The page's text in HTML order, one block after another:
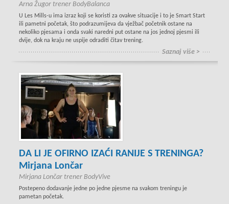
Arna Žugor trener BodyBalanca
U Les Mills-u ima izraz koji se koristi za ovakve situacije i to je Smart Start
ili pametni početak, što podrazumijeva da vježbač početnik ostane na
nekoliko pjesama i onda svaki naredni put ostane na jos jednoj pjesmi ili
dvije, dok na kraju ne uspije odraditi čitav trening.
Saznaj više >
DA LI JE OFIRNO IZAĆI RANIJE S TRENINGA?
Mirjana Lončar
Mirjana Lončar trener BodyVive
Postepeno dodavanje jedne po jedne pjesme na svakom treningu je
pametan početak.